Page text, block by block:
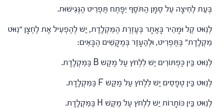
בְּעֵת לְחִיצָה עַל סַמָּן הַתֹּסֶף יִפָּתַח תַּפְרִיט הַנְּגִישׁוּת.
לְנִוּוּט קַל וּמָהִיר בָּאֲתָר בְּעֶזְרַת הַמִּקְלֶדֶת, יֵשׁ לְהַפְעִיל אֶת לַחְצָן "נִוּוּט
מִקְלֶדֶת" בַּתַּפְרִיט, וּלְהֵעָזֵר בְּמַקָּשִׁים הַבָּאִים:
לְנִוּוּט בֵּין כַּפְתּוֹרִים יֵשׁ לִלְחֹץ עַל מַקַּשׁ B בַּמִּקְלֶדֶת.
לְנִוּוּט בֵּין טְפָסִים יֵשׁ לִלְחֹץ עַל מַקַּשׁ F בַּמִּקְלֶדֶת.
לְנִוּוּט בֵּין כּוֹתָרוֹת יֵשׁ לִלְחֹץ עַל מַקַּשׁ H בַּמִּקְלֶדֶת.